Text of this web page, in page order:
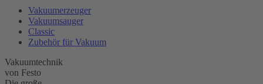
Vakuumerzeuger
Vakuumsauger
Classic
Zubehör für Vakuum
Vakuumtechnik
von Festo